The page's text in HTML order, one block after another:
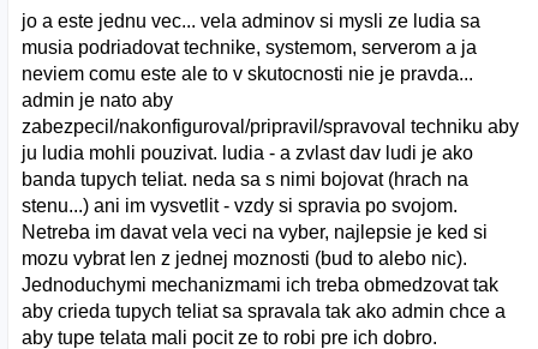
jo a este jednu vec... vela adminov si mysli ze ludia sa
musia podriadovat technike, systemom, serverom a ja
neviem comu este ale to v skutocnosti nie je pravda...
admin je nato aby
zabezpecil/nakonfiguroval/pripravil/spravoval techniku aby
ju ludia mohli pouzivat. ludia - a zvlast dav ludi je ako
banda tupych teliat. neda sa s nimi bojovat (hrach na
stenu...) ani im vysvetlit - vzdy si spravia po svojom.
Netreba im davat vela veci na vyber, najlepsie je ked si
mozu vybrat len z jednej moznosti (bud to alebo nic).
Jednoduchymi mechanizmami ich treba obmedzovat tak
aby crieda tupych teliat sa spravala tak ako admin chce a
aby tupe telata mali pocit ze to robi pre ich dobro.